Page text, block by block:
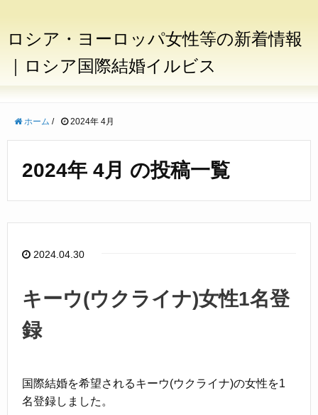
ロシア・ヨーロッパ女性等の新着情報
｜ロシア国際結婚イルビス
ホーム / 2024年 4月
2024年 4月 の投稿一覧
2024.04.30
キーウ(ウクライナ)女性1名登
録
国際結婚を希望されるキーウ(ウクライナ)の女性を1
名登録しました。